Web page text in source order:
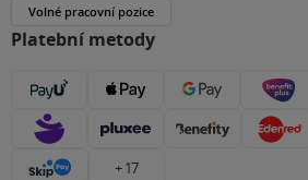
Volné pracovní pozice
Platební metody
+ 17